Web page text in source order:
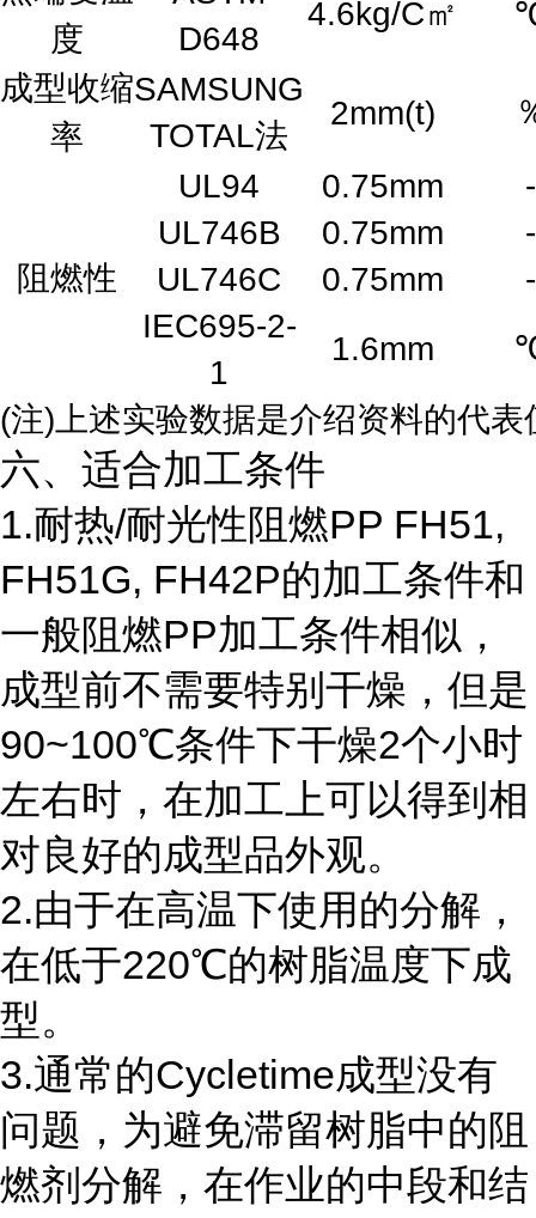
度
D648
4.6kg/C㎡
成型收缩
率
SAMSUNG
TOTAL法
2mm(t)
阻燃性
UL94 0.75mm
-
UL746B
0.75mm
-
UL746C
0.75mm
-
IEC695-2-
1
1.6mm
(注)上述实验数据是介绍资料的代
六、适合加工条件
1.耐热/耐光性阻燃PP FH51,
FH51G, FH42P的加工条件和
一般阻燃PP加工条件相似，
成型前不需要特别干燥，但是
90~100℃条件下干燥2个小时
左右时，在加工上可以得到相
对良好的成型品外观。
2.由于在高温下使用的分解，
在低于220℃的树脂温度下成
型。
3.通常的Cycletime成型没有
问题，为避免滞留树脂中的阻
燃剂分解，在作业的中段和结